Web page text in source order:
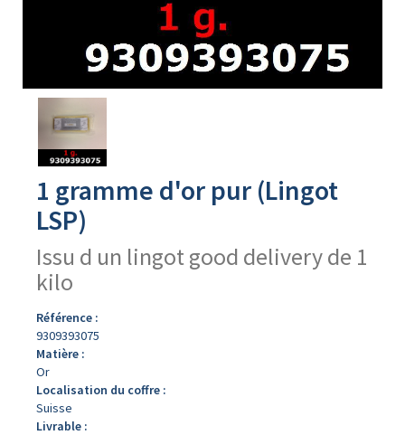
Avers
produit
1 gramme d'or pur (Lingot
LSP)
Issu d un lingot good delivery de 1
kilo
Référence :
9309393075
Matière :
Or
Localisation du coffre :
Suisse
Livrable :